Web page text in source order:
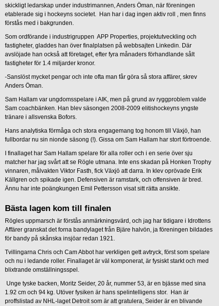
skickligt ledarskap under industrimannen, Anders Öman, när föreningen
etablerade sig i hockeyns societet. Han har i dag ingen aktiv roll , men finns
förstås med i bakgrunden.
Som ordförande i industrigruppen APP Properties, projektutveckling och
fastigheter, gladdes han över finalplatsen på webbsajten Linkedin. Där
avslöjade han också att företaget, efter fyra månaders förhandlande sålt
fastigheter för 1.4 miljarder kronor.
-Sanslöst mycket pengar och inte ofta man får göra så stora affärer, skrev
Anders Öman.
Sam Hallam var ungdomsspelare i AIK, men på grund av ryggproblem valde
Sam coachbänken. Han blev säsongen 2008-2009 elitishockeyns yngste
tränare i allsvenska Bofors.
Hans analytiska förmåga och stora engagemang tog honom till Växjö, han
fullbordar nu sin nionde säsong (!). Gissa om Sam Hallam har stort förtroende.
I finallaget har Sam Hallam spelare för alla roller och i en serie över sju
matcher har jag svårt att se Rögle utmana. Inte ens skadan på Honken Trophy
vinnaren, målvakten Viktor Fasth, fick Växjö att darra. In klev oprövade Erik
Källgren och spikade igen. Defensiven är ramstark, och offensiven är bred.
Ännu har inte poängkungen Emil Pettersson visat sitt rätta ansikte.
Bästa lagen kom till finalen
Rögles uppmarsch är förstås anmärkningsvärd, och jag har tidigare i Idrottens
Affärer granskat det forna bandylaget från Bjäre halvön, ja föreningen bildades
för bandy på skånska insjöar redan 1921.
Tvillingarna Chris och Cam Abbot har verkligen gett avtryck, först som spelare
och nu i ledande roller. Finallaget är väl komponerat, är fysiskt starkt och med
blixtrande omställningsspel.
Unge tyske backen, Moritz Seider, 20 år, nummer 53, är en bjässe med sina
1.92 cm och 94 kg. Utöver fysiken är hans spelintelligens stor. Han är
proffslistad av NHL-laget Detroit som är att gratulera, Seider är en blivande